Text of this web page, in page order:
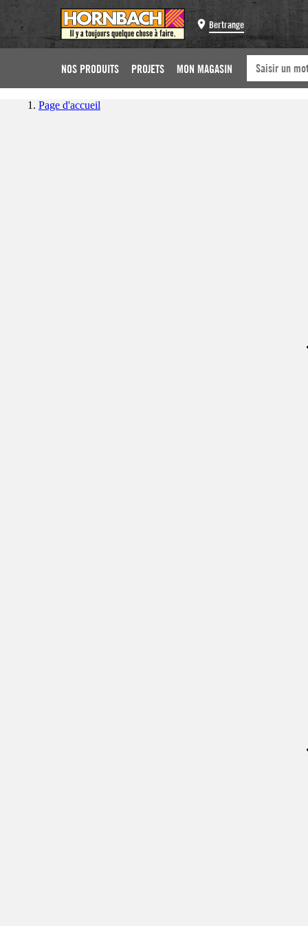
Bertrange
NOS PRODUITS PROJETS MON MAGASIN
Page d'accueil